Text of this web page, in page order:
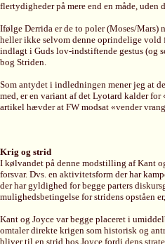
flertydigheder på mere end en måde,
Ifølge Derrida er de to poler (Moses/Mars)
heller ikke selvom denne oprindelige vold
indlagt i Guds lov-indstiftende gestus (og
bog Striden.
Som antydet i indledningen mener jeg at
med, er en variant af det Lyotard kalder
artikel hævder at FW modsat «vender
Krig og strid
I kølvandet på denne modstilling af Kant
forsvar. Dvs. en aktivitetsform der har
der har gyldighed for begge parters
mulighedsbetingelse for stridens opståen
Kant og Joyce var begge placeret i
omtaler direkte krigen som historisk og
bliver til en strid hos Joyce fordi dens